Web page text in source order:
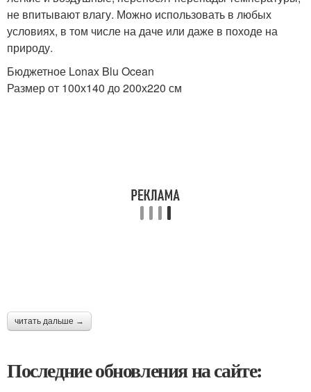
не впитывают влагу. Можно использовать в любых
условиях, в том числе на даче или даже в походе на
природу.
Бюджетное Lonax Blu Ocean
Размер от 100х140 до 200х220 см
читать дальше →
Последние обновления на сайте: